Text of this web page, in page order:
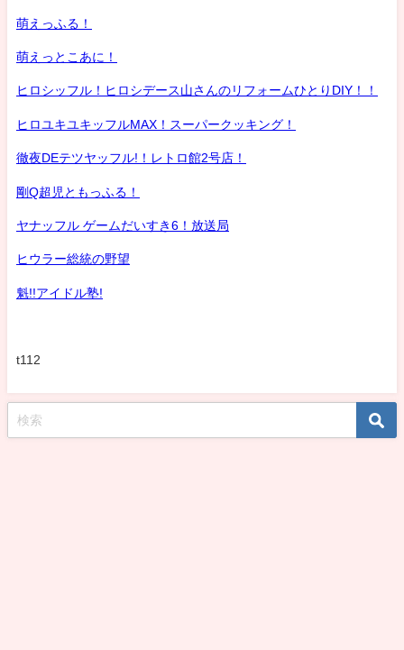
萌えっふる！
萌えっとこあに！
ヒロシッフル！ヒロシデース山さんのリフォームひとりDIY！！
ヒロユキユキッフルMAX！スーパークッキング！
徹夜DEテツヤッフル!！レトロ館2号店！
剛Q超児ともっふる！
ヤナッフル ゲームだいすき6！放送局
ヒウラー総統の野望
魁!!アイドル塾!
t112